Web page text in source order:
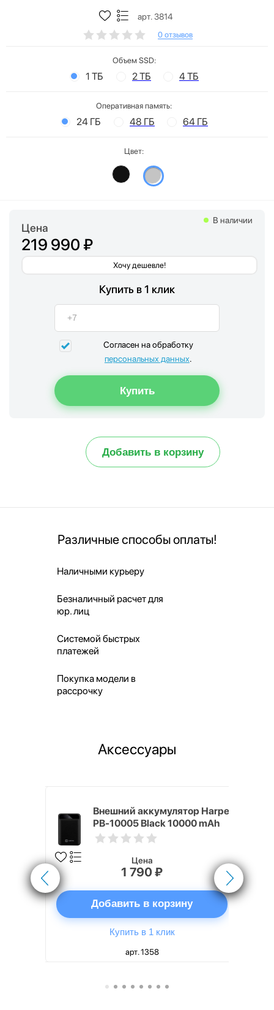
арт. 3814
0 отзывов
Объем SSD:
1 ТБ 2 ТБ 4 ТБ
Оперативная память:
24 ГБ 48 ГБ 64 ГБ
Цвет:
Цена
219 990 ₽
Хочу дешевле!
В наличии
Купить в 1 клик
Согласен на обработку
персональных данных.
Добавить в корзину
Различные способы оплаты!
Наличными курьеру
Безналичный расчет для
юр. лиц
Системой быстрых
платежей
Покупка модели в
рассрочку
Аксессуары
Внешний аккумулятор Harper
PB-10005 Black 10000 mAh
Цена
1 790 ₽
Добавить в корзину
Купить в 1 клик
арт. 1358